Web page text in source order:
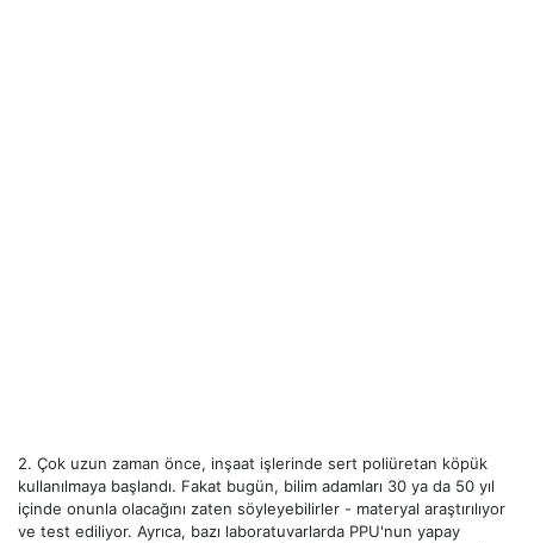
2. Çok uzun zaman önce, inşaat işlerinde sert poliüretan köpük
kullanılmaya başlandı. Fakat bugün, bilim adamları 30 ya da 50 yıl
içinde onunla olacağını zaten söyleyebilirler - materyal araştırılıyor
ve test ediliyor. Ayrıca, bazı laboratuvarlarda PPU'nun yapay